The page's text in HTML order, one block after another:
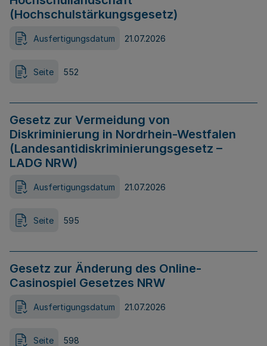
(Hochschulstärkungsgesetz)
Ausfertigungsdatum 21.07.2026
Seite 552
Gesetz zur Vermeidung von
Diskriminierung in Nordrhein-Westfalen
(Landesantidiskriminierungsgesetz –
LADG NRW)
Ausfertigungsdatum 21.07.2026
Seite 595
Gesetz zur Änderung des Online-
Casinospiel Gesetzes NRW
Ausfertigungsdatum 21.07.2026
Seite 598